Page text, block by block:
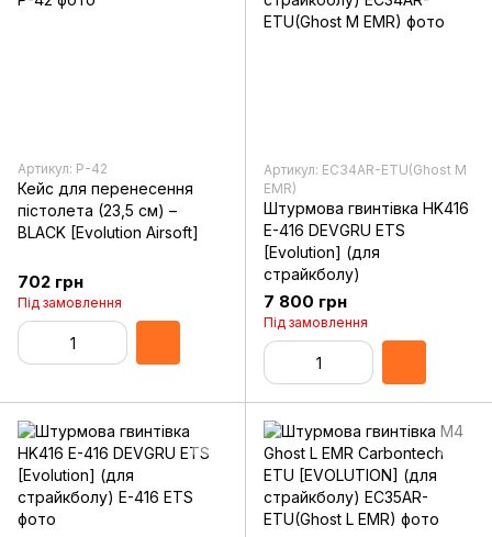
Артикул: Р-42
Кейс для перенесення
пістолета (23,5 см) –
BLACK [Evolution Airsoft]
702 грн
Під замовлення
Артикул: EC34AR-ETU(Ghost M
EMR)
Штурмова гвинтівка HK416
E-416 DEVGRU ETS
[Evolution] (для
страйкболу)
7 800 грн
Під замовлення